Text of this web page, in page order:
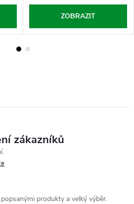
ZOBRAZIT
zákazníků
produkty a velký výběr.